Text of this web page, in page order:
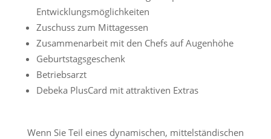
Entwicklungsmöglichkeiten
Zuschuss zum Mittagessen
Zusammenarbeit mit den Chefs auf Augenhöhe
Geburtstagsgeschenk
Betriebsarzt
Debeka PlusCard mit attraktiven Extras
Wenn Sie Teil eines dynamischen, mittelständischen